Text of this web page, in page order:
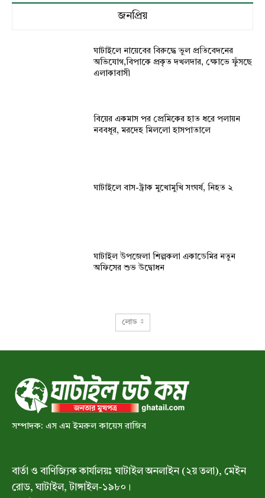
জনপ্রিয়
ঘাটাইলে নায়েবের বিরুদ্ধে ভুল প্রতিবেদনের
অভিযোগ,বিপাকে প্রকৃত দখলদার, ক্ষোভে ফুঁসছে
এলাকাবাসী
বিয়ের একমাস পর প্রেমিকের হাত ধরে পলায়ন
নববধূর, মরদেহ মিললো হাসপাতালে
ঘাটাইলে বাস-ট্রাক মুখোমুখি সংঘর্ষ, নিহত ২
ঘাটাইল উপজেলা শিল্পকলা একাডেমির নতুন
অফিসের শুভ উদ্বোধন
লোড
সম্পাদক: এস এম ইমরুল কায়েস রাজিব
বার্তা ও বাণিজ্যিক কার্যালয়ঃ ঘাটাইল অনলাইন (২য় তলা), মেইন
রোড, ঘাটাইল, টাঙ্গাইল-১৯৮০।